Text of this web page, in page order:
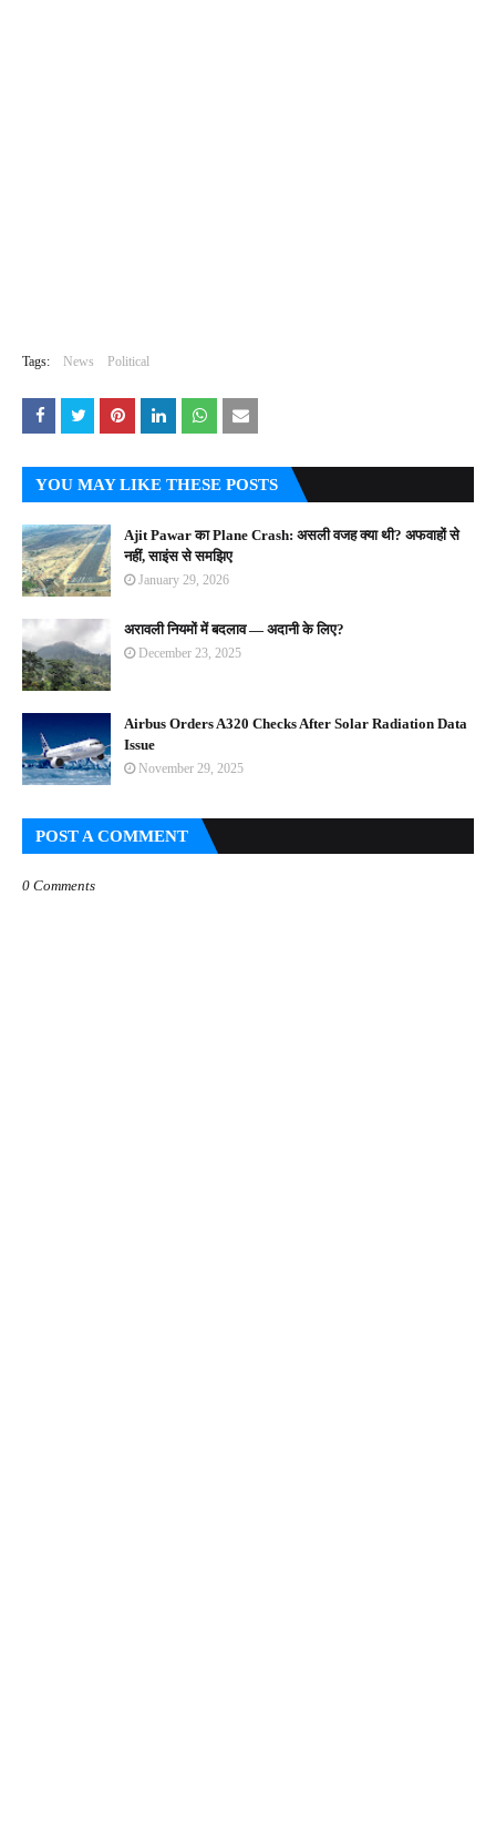
Tags: News Political
YOU MAY LIKE THESE POSTS
Ajit Pawar का Plane Crash: असली वजह क्या थी? अफवाहों से
नहीं, साइंस से समझिए
January 29, 2026
अरावली नियमों में बदलाव — अदानी के लिए?
December 23, 2025
Airbus Orders A320 Checks After Solar Radiation Data
Issue
November 29, 2025
POST A COMMENT
0 Comments